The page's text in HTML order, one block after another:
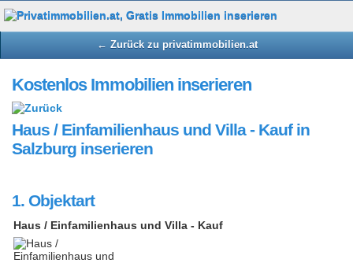
← Zurück zu privatimmobilien.at
Kostenlos Immobilien inserieren
Haus / Einfamilienhaus und Villa - Kauf in
Salzburg inserieren
1. Objektart
Haus / Einfamilienhaus und Villa - Kauf